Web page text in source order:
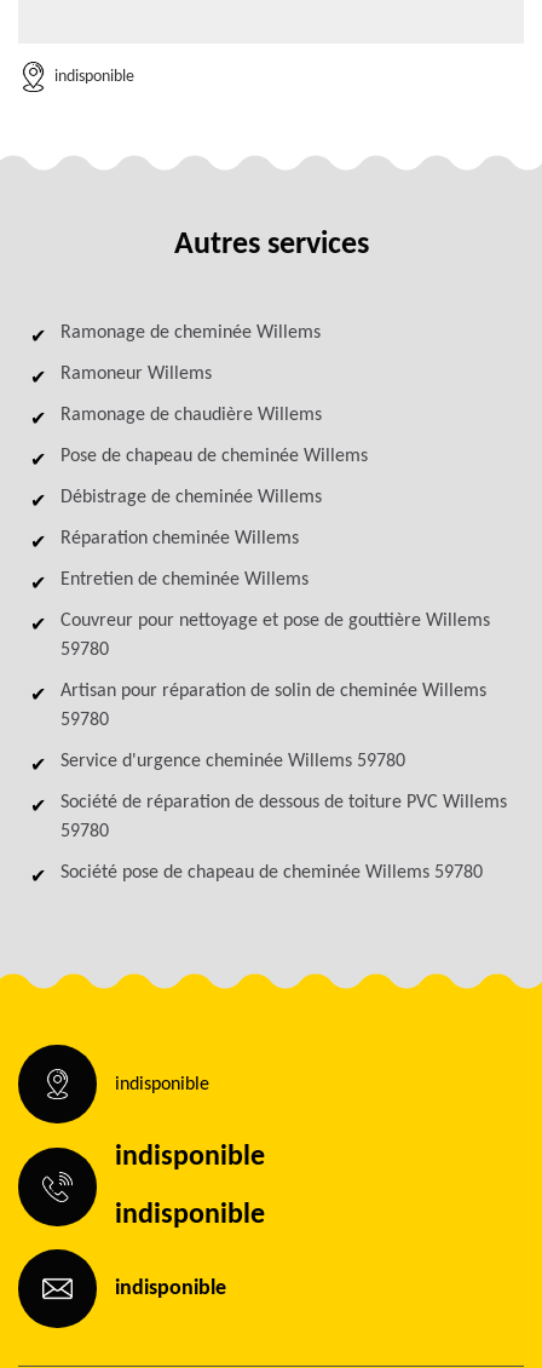
indisponible
Autres services
Ramonage de cheminée Willems
Ramoneur Willems
Ramonage de chaudière Willems
Pose de chapeau de cheminée Willems
Débistrage de cheminée Willems
Réparation cheminée Willems
Entretien de cheminée Willems
Couvreur pour nettoyage et pose de gouttière Willems
59780
Artisan pour réparation de solin de cheminée Willems
59780
Service d'urgence cheminée Willems 59780
Société de réparation de dessous de toiture PVC Willems
59780
Société pose de chapeau de cheminée Willems 59780
indisponible
indisponible
indisponible
indisponible